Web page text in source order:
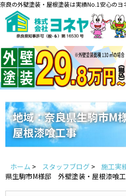
奈良の外壁塗装・屋根塗装は実績No.1安心のヨ
料金一覧 会社案内
来店予約
地域の事例が
ヨネヤの施
地域：奈良県生駒市M
屋根漆喰工事
ホーム > スタッフブログ > 施工実
県生駒市M様邸 外壁塗装・屋根漆喰